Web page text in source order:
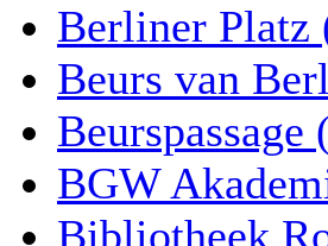
Berliner Platz
Beurs van
Beurspassage
BGW
Bibliotheek